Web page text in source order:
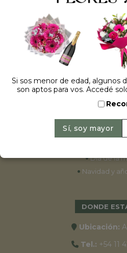
15
• Bodas
•
•
•San
•Día de la
• Navidad y
DONDE
Ubicación:
Tel.: +54 11
Si sos menor de edad, algunos
son aptos para vos. Accedé